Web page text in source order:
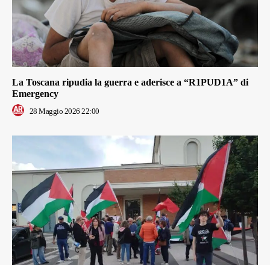
La Toscana ripudia la guerra e aderisce a “R1PUD1A” di
Emergency
28 Maggio 2026 22:00